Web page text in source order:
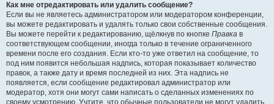
Как мне отредактировать или удалить сообщение?
Если вы не являетесь администратором или модератором конференции,
вы можете редактировать и удалять только свои собственные сообщения.
Вы можете перейти к редактированию, щёлкнув по кнопке Правка в
соответствующем сообщении, иногда только в течение ограниченного
времени после его создания. Если кто-то уже ответил на сообщение, то
под ним появится небольшая надпись, которая показывает количество
правок, а также дату и время последней из них. Эта надпись не
появляется, если сообщение редактировал администратор или
модератор, хотя они могут сами написать о сделанных изменениях по
своему усмотрению. Учтите, что обычные пользователи не могут удалить